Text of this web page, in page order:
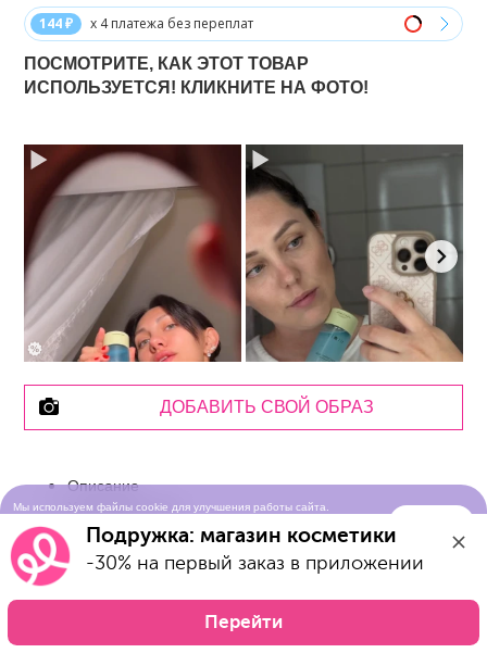
144 ₽ x 4 платежа без переплат
ПОСМОТРИТЕ, КАК ЭТОТ ТОВАР
ИСПОЛЬЗУЕТСЯ! КЛИКНИТЕ НА ФОТО!
ДОБАВИТЬ СВОЙ ОБРАЗ
Описание
Характеристики
отзывы
наличие в магазинах
О Бренде
Мы используем файлы cookie для улучшения работы сайта.
использования cookie-файловПодружка: магазин косметики
-30% на первый заказ в приложении
Перейти